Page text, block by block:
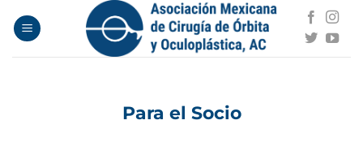
Para el Socio